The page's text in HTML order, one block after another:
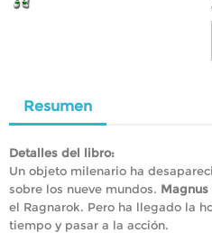
Resumen
Detalles del libro:
Un objeto milenario ha
sobre los nueve mundos. Magnus
el Ragnarok. Pero ha llegado la
tiempo y pasar a la acción.